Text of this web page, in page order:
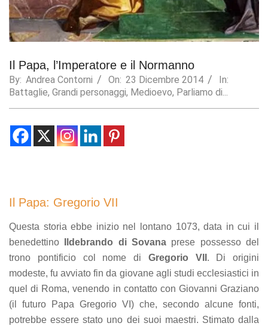
Il Papa, l’Imperatore e il Normanno
By: Andrea Contorni On: 23 Dicembre 2014
In:
Battaglie, Grandi personaggi, Medioevo, Parliamo di...
Il Papa: Gregorio VII
Questa storia ebbe inizio nel lontano 1073, data in cui il
benedettino
Ildebrando di Sovana prese possesso del
trono pontificio col nome di Gregorio VII . Di origini
modeste, fu avviato fin da giovane agli studi ecclesiastici in
quel di Roma, venendo in contatto con Giovanni Graziano
(il futuro Papa Gregorio VI) che, secondo alcune fonti,
potrebbe essere stato uno dei suoi maestri. Stimato dalla
Statistics
In order for
us to
website's
functionality
and
structure,
based on
website is
used.
our website
as well as
possible
during your
visit. If you
refuse these
cookies,
functionality
will